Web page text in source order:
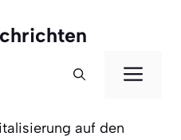
auf den